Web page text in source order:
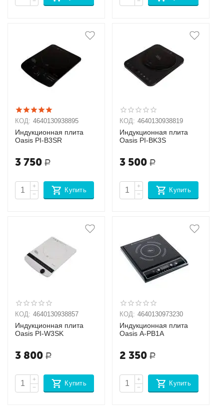
КОД: 4640130938895
Индукционная плита
Oasis РI-B3SR
3 750 Р
+
−
Купить
КОД: 4640130938819
Индукционная плита
Oasis РI-BK3S
3 500 Р
+
−
Купить
КОД: 4640130938857
Индукционная плита
Oasis РI-W3SK
3 800 Р
+
−
Купить
КОД: 4640130973230
Индукционная плита
Oasis A-PB1A
2 350 Р
+
−
Купить